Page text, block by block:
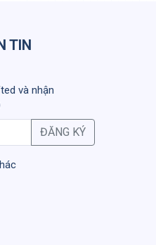
TIN
và nhận
ĐĂNG KÝ